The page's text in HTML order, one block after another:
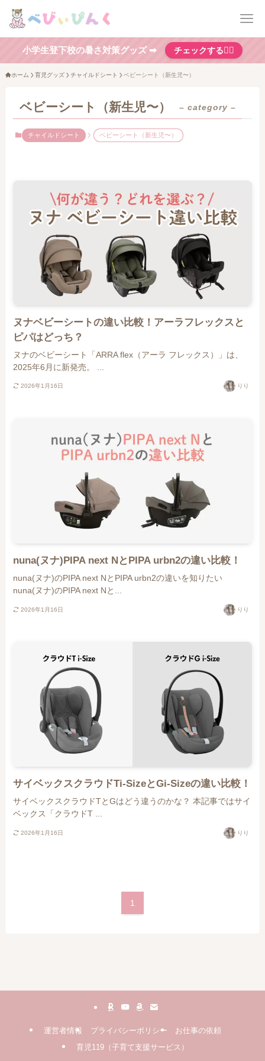
小学生登下校の暑さ対策グッズ ➡ チェックする👆🏻
ホーム 育児グッズ チャイルドシート ベビーシート（新生児〜）
ベビーシート（新生児〜） – category –
チャイルドシート ベビーシート（新生児〜）
ヌナベビーシートの違い比較！アーラフレックスと
ピパはどっち？
ヌナのベビーシート「ARRA flex（アーラ フレックス）」は、
2025年6月に新発売。 ...
2026年1月16日 りり
nuna(ヌナ)PIPA next NとPIPA urbn2の違い比較！
nuna(ヌナ)のPIPA next NとPIPA urbn2の違いを知りたい
nuna(ヌナ)のPIPA next Nと...
2026年1月16日 りり
サイベックスクラウドTi-SizeとGi-Sizeの違い比較！
サイベックスクラウドTとGはどう違うのかな？ 本記事ではサイ
ベックス「クラウドT ...
2026年1月16日 りり
1
運営者情報 プライバシーポリシー
お仕事の依頼
育児119（子育て支援サービス）